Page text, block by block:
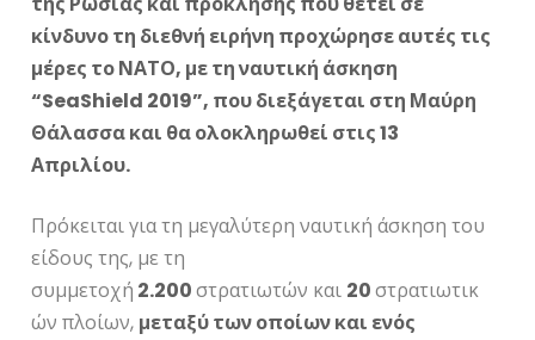
κίνδυνο τη διεθνή ειρήνη προχώρησε αυτές τις
μέρες το ΝΑΤΟ, με τη ναυτική άσκηση
“SeaShield 2019”, που διεξάγεται στη Μαύρη
Θάλασσα και θα ολοκληρωθεί στις 13
Απριλίου.
Πρόκειται για τη μεγαλύτερη ναυτική άσκηση του
είδους της, με τη
συμμετοχή 2.200στρατιωτών και 20στρατιωτικ
ών πλοίων, μεταξύ των οποίων και ενός